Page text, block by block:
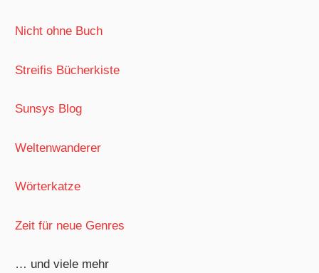
Nicht ohne Buch
Streifis Bücherkiste
Sunsys Blog
Weltenwanderer
Wörterkatze
Zeit für neue Genres
… und viele mehr